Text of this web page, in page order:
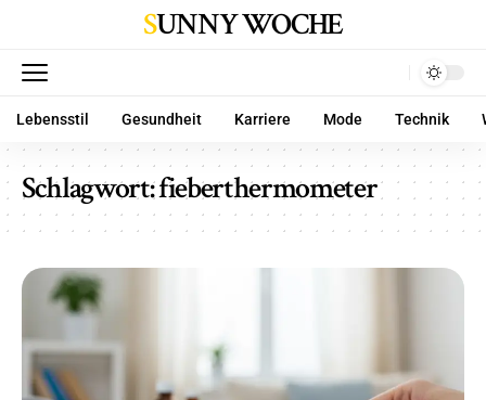
SUNNY WOCHE
Lebensstil Gesundheit Karriere Mode Technik
Schlagwort:fieberthermometer